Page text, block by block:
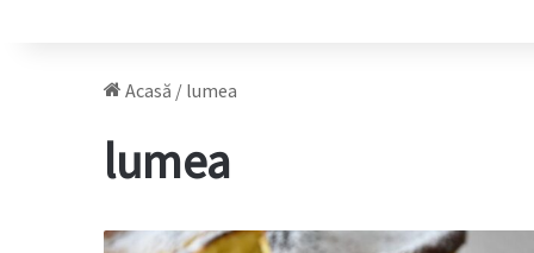
Acasă / lumea
lumea
5